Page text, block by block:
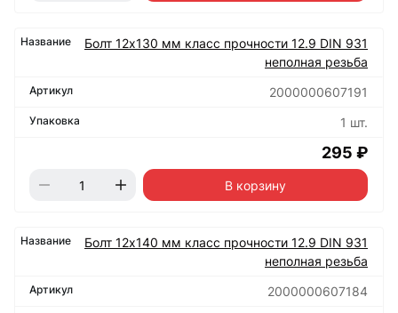
Болт 12х130 мм класс прочности 12.9 DIN 931
неполная резьба
2000000607191
1 шт.
295 ₽
В корзину
Болт 12х140 мм класс прочности 12.9 DIN 931
неполная резьба
2000000607184